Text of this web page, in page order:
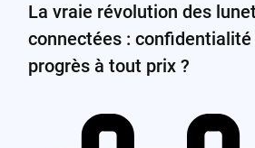
La vraie révolution des
connectées : confidentialité
progrès à tout prix ?